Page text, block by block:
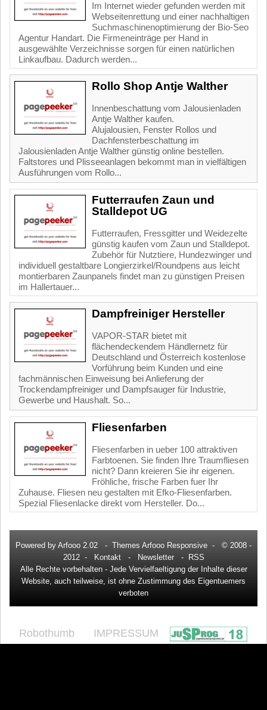
Im Internet wieder gefunden werden mit
Webseitenrettung und einer nachhaltigen
Suchmaschinenoptimierung der Bio-Seo
Agentur Handart. Die Firmeneinträge per Hand in
ausgewählte Verzeichnisse sorgen für einen natürlichen
Linkaufbau. Dadurch werden...
Rollo Shop Antje Walther
Innenbeschattung vom Jalousienladen
Antje Walther kaufen.
Alujalousien, Fenster Rollos und
Dachfensterbeschattung im
Jalousienladen Antje Walther günstig online bestellen.
Faltstores und Plisseeanlagen bekommt man in vielfältigen
Ausführungen vom Rollo...
Futterraufen Zaun und
Stalldepot UG
Futterraufen, Fressgitter und Weidezelte
günstig kaufen vom Zaun und Stalldepot.
Zubehör für Nutztiere, Hundezwinger und
individuell gestaltbare Longierzirkel/Roundpens aus leicht
montierbaren Zaunpanels findet man zu günstigen Preisen
im Hallertauer...
Dampfreiniger Hersteller
VAPOR-STAR bietet mit
flächendeckendem Händlernetz für
Deutschland und Österreich kostenlose
Vorführung beim Kunden und eine
fachmännischen Einweisung bei Anlieferung der
Trockendampfreiniger und Dampfsauger für Industrie,
Gewerbe und Haushalt. So...
Fliesenfarben
Fliesenfarben in ueber 100 attraktiven
Farbtoenen. Sie finden Ihre Traumfliesen
nicht? Dann kreieren Sie ihr eigenen.
Fröhliche, frische Farben fuer Ihr
Zuhause. Fliesen neu gestalten mit Efko-Fliesenfarben.
Spezial Fliesenlacke direkt vom Hersteller. Do...
Powered by Arfooo 2.02 - Themes Arfooo Responsive - © 2008 -
2012 -
Kontakt- Newsletter-
RSS
Alle Rechte vorbehalten - Jede Vervielfaeltigung der Inhalte dieser
Website, auch teilweise, ist ohne Zustimmung des Eigentuemers
verboten
Robothumb IMPRESSUM